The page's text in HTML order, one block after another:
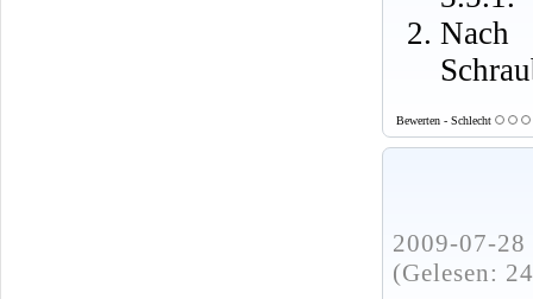
Nach
Bewerten - Schlecht
2009-07-
(Gelesen: